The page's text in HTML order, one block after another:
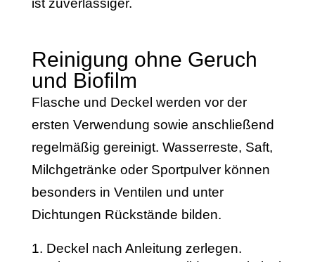
ist zuverlässiger.
Reinigung ohne Geruch
und Biofilm
Flasche und Deckel werden vor der
ersten Verwendung sowie anschließend
regelmäßig gereinigt. Wasserreste, Saft,
Milchgetränke oder Sportpulver können
besonders in Ventilen und unter
Dichtungen Rückstände bilden.
Deckel nach Anleitung zerlegen.